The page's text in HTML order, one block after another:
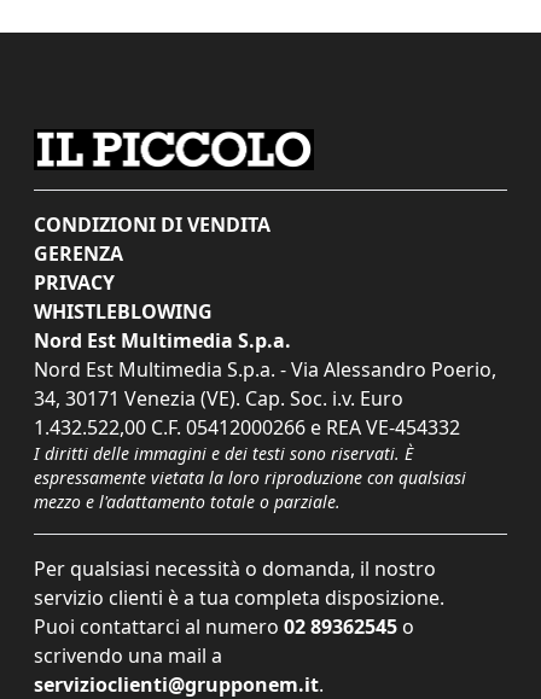
CONDIZIONI DI VENDITA
GERENZA
PRIVACY
WHISTLEBLOWING
Nord Est Multimedia S.p.a.
Nord Est Multimedia S.p.a. - Via Alessandro Poerio,
34, 30171 Venezia (VE). Cap. Soc. i.v. Euro
1.432.522,00 C.F. 05412000266 e REA VE-454332
I diritti delle immagini e dei testi sono riservati. È
espressamente vietata la loro riproduzione con qualsiasi
mezzo e l'adattamento totale o parziale.
Per qualsiasi necessità o domanda, il nostro
servizio clienti è a tua completa disposizione.
Puoi contattarci al numero 02 89362545 o
scrivendo una mail a
servizioclienti@grupponem.it.